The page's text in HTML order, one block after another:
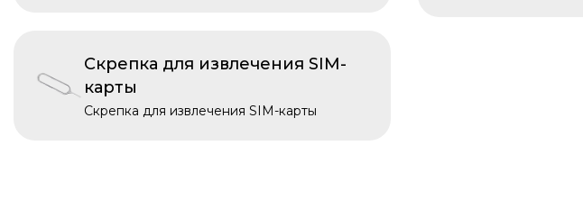
Скрепка для извлечения SIM-
карты
Скрепка для извлечения SIM-карты